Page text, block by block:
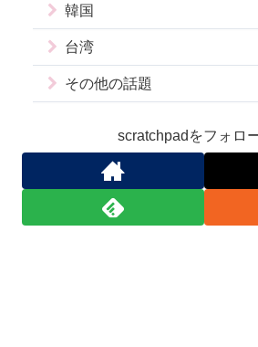
韓国
台湾
その他の話題
scratchpadをフォロ